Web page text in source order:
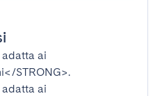
ai
STRONG>.
ai